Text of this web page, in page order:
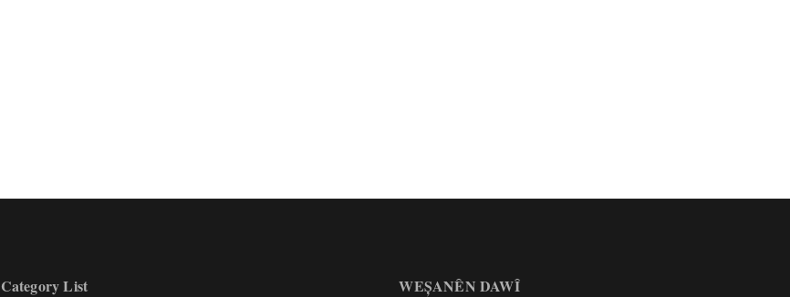
Category List WEȘANÊN DAWÎ